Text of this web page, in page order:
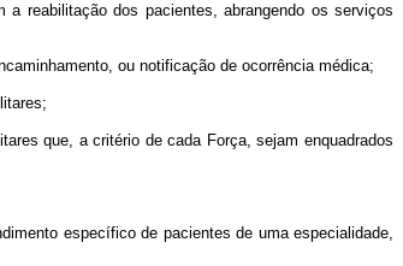
dos pacientes, abrangendo os serviços
ou notificação de ocorrência médica;
que, a critério de cada Força, sejam enquadrados
específico de pacientes de uma especialidade,